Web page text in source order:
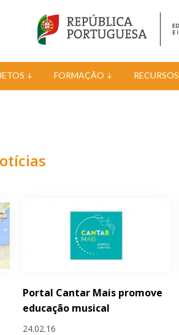
FORMAÇÃO RECURSOS
Portal Cantar Mais promove
educação musical
24.02.16